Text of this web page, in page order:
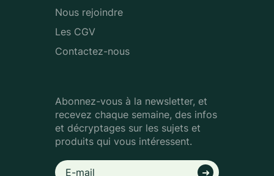
Nous rejoindre
Les CGV
Contactez-nous
Abonnez-vous à la newsletter, et
recevez chaque semaine, des infos
et décryptages sur les sujets et
produits qui vous intéressent.